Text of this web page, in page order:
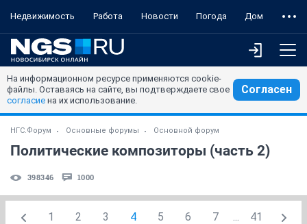
Недвижимость Работа Новости Погода Дом
На информационном ресурсе применяются cookie-
файлы. Оставаясь на сайте, вы подтверждаете свое
согласие на их использование.
Согласен
НГС.Форум Основные форумы Основной форум
Политические композиторы (часть 2)
398346 1000
1 2 3 4 5 6 7 ... 41